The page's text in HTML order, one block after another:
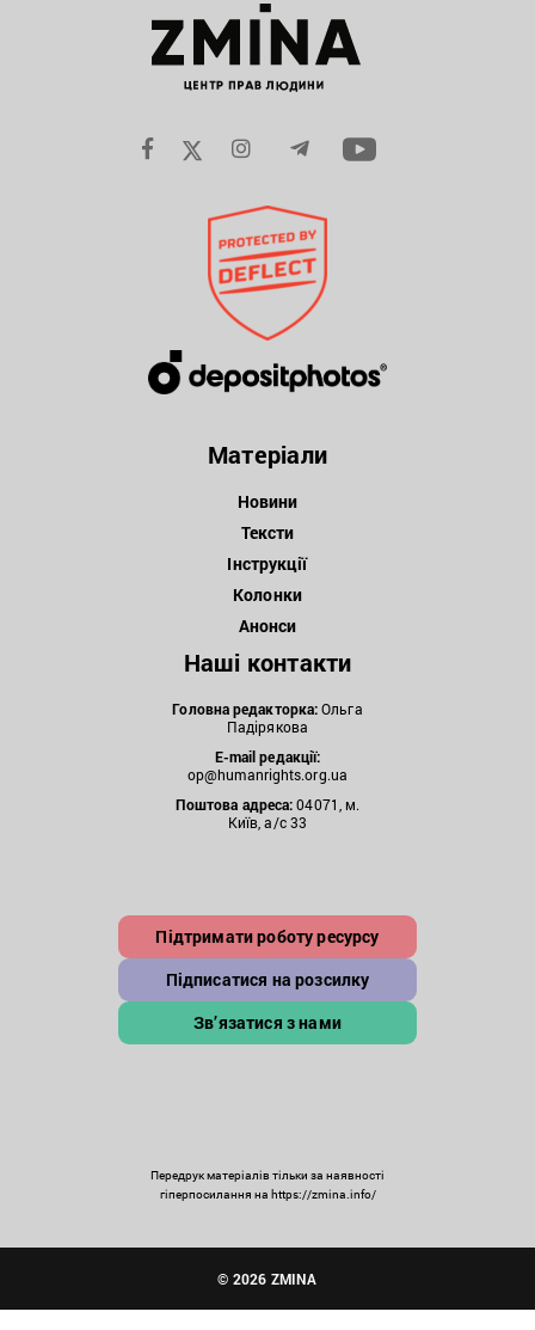
Матеріали
Новини
Тексти
Інструкції
Колонки
Анонси
Наші контакти
Головна редакторка:Ольга
Падірякова
E-mail редакції:
op@humanrights.org.ua
Поштова адреса:04071, м.
Київ, а/с 33
Підтримати роботу ресурсу
Підписатися на розсилку
Зв’язатися з нами
Передрук матеріалів тільки за наявності
гіперпосилання на https://zmina.info/
© 2026 ZMINA